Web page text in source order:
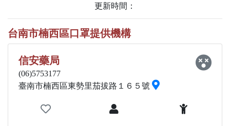
更新時間：
台南市楠西區口罩提供機構
信安藥局
(06)5753177
臺南市楠西區東勢里茄拔路１６５號